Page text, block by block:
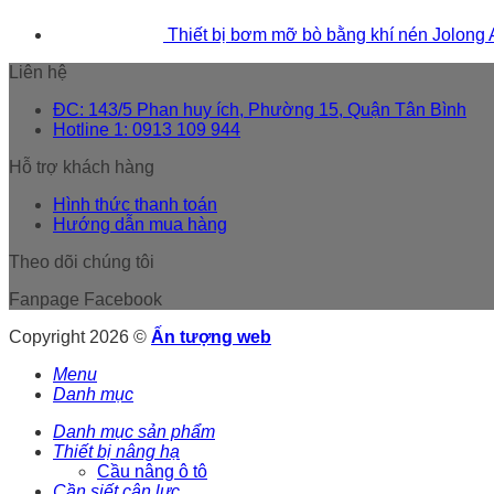
Thiết bị bơm mỡ bò bằng khí nén Jolong
Liên hệ
ĐC: 143/5 Phan huy ích, Phường 15, Quận Tân Bình
Hotline 1: 0913 109 944
Hỗ trợ khách hàng
Hình thức thanh toán
Hướng dẫn mua hàng
Theo dõi chúng tôi
Fanpage Facebook
Copyright 2026 © Ấn tượng web
Menu
Danh mục
Danh mục sản phẩm
Thiết bị nâng hạ
Cầu nâng ô tô